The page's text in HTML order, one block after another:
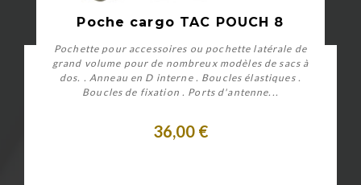
Poche cargo TAC POUCH 8
Pochette pour accessoires ou pochette latérale de
grand volume pour de nombreux modèles de sacs à
dos. . Anneau en D interne . Boucles élastiques .
Boucles de fixation . Ports d'antenne...
36,00 €